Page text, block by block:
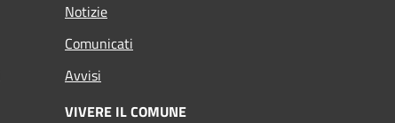
Notizie
Comunicati
Avvisi
VIVERE IL COMUNE